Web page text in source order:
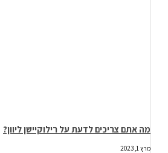
מה אתם צריכים לדעת על רילוקיישן ליוון?
מרץ 1, 2023